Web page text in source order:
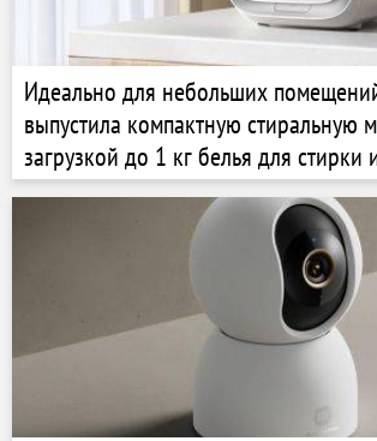
Идеально для небольших
выпустила компактную стиральную
загрузкой до 1 кг белья для стирки
сушки